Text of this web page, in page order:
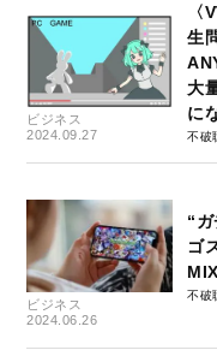
ビジネス
2024.09.27
生
大
に
不破
ビジネス
2024.06.26
“
ゴ
不破